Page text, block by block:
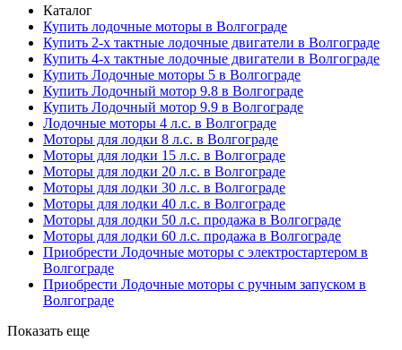
Каталог
Купить лодочные моторы в Волгограде
Купить 2-х тактные лодочные двигатели в Волгограде
Купить 4-х тактные лодочные двигатели в Волгограде
Купить Лодочные моторы 5 в Волгограде
Купить Лодочный мотор 9.8 в Волгограде
Купить Лодочный мотор 9.9 в Волгограде
Лодочные моторы 4 л.с. в Волгограде
Моторы для лодки 8 л.с. в Волгограде
Моторы для лодки 15 л.с. в Волгограде
Моторы для лодки 20 л.с. в Волгограде
Моторы для лодки 30 л.с. в Волгограде
Моторы для лодки 40 л.с. в Волгограде
Моторы для лодки 50 л.с. продажа в Волгограде
Моторы для лодки 60 л.с. продажа в Волгограде
Приобрести Лодочные моторы с электростартером в
Волгограде
Приобрести Лодочные моторы с ручным запуском в
Волгограде
Показать еще